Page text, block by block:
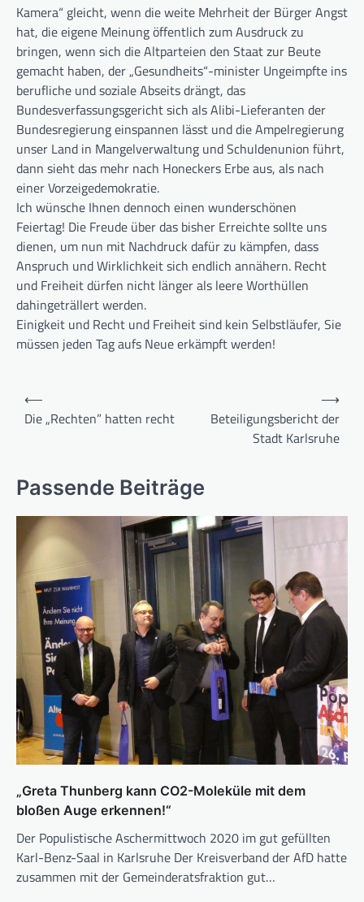
Kamera“ gleicht, wenn die weite Mehrheit der Bürger Angst
hat, die eigene Meinung öffentlich zum Ausdruck zu
bringen, wenn sich die Altparteien den Staat zur Beute
gemacht haben, der „Gesundheits“-minister Ungeimpfte ins
berufliche und soziale Abseits drängt, das
Bundesverfassungsgericht sich als Alibi-Lieferanten der
Bundesregierung einspannen lässt und die Ampelregierung
unser Land in Mangelverwaltung und Schuldenunion führt,
dann sieht das mehr nach Honeckers Erbe aus, als nach
einer Vorzeigedemokratie.
Ich wünsche Ihnen dennoch einen wunderschönen
Feiertag! Die Freude über das bisher Erreichte sollte uns
dienen, um nun mit Nachdruck dafür zu kämpfen, dass
Anspruch und Wirklichkeit sich endlich annähern. Recht
und Freiheit dürfen nicht länger als leere Worthüllen
dahingeträllert werden.
Einigkeit und Recht und Freiheit sind kein Selbstläufer, Sie
müssen jeden Tag aufs Neue erkämpft werden!
Beitragsnavigation
⟵
Die „Rechten” hatten recht
Beteiligungsbericht der
Stadt Karlsruhe
⟶
Passende Beiträge
„Greta Thunberg kann CO2-Moleküle mit dem
bloßen Auge erkennen!“
Der Populistische Aschermittwoch 2020 im gut gefüllten
Karl-Benz-Saal in Karlsruhe Der Kreisverband der AfD hatte
zusammen mit der Gemeinderatsfraktion gut…